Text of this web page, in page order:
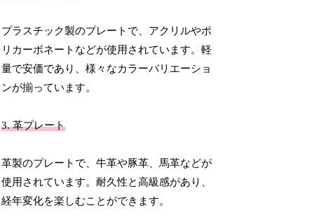
プラスチック製のプレートで、アクリルやポ
リカーボネートなどが使用されています。軽
量で安価であり、様々なカラーバリエーショ
ンが揃っています。
3. 革プレート
革製のプレートで、牛革や豚革、馬革などが
使用されています。耐久性と高級感があり、
経年変化を楽しむことができます。